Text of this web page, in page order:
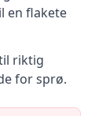
en flakete
riktig
for sprø.